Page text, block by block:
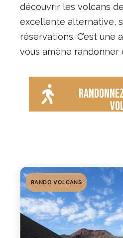
découvrir les volcans
excellente alternative,
réservations. C’est une
vous amène randonner
RANDO VOLCANS